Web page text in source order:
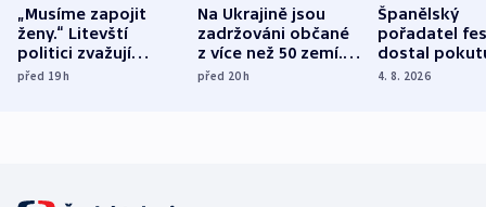
„Musíme zapojit
ženy.“ Litevští
politici zvažují
dohodu o
před 19h
Na Ukrajině jsou
zadržováni občané
z více než 50 zemí.
Bojovali na straně
před 20h
Španělský
pořadatel
dostal
nekalé
4. 8. 2026